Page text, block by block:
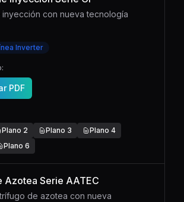
inyección con nueva tecnología
Inverter
PDF
Plano 2 Plano 3 Plano 4
Plano 6
Azotea Serie AATEC
de azotea con nueva